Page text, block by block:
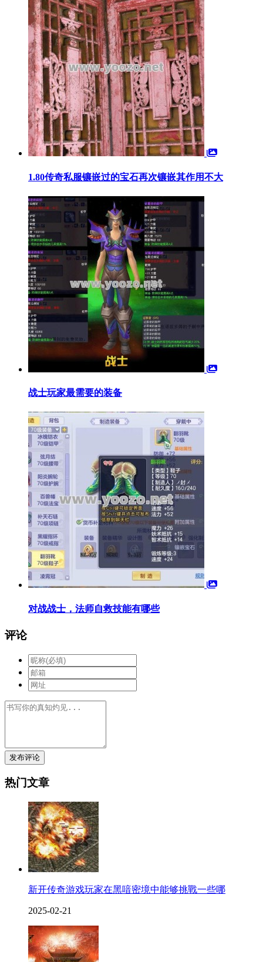
1.80传奇私服镶嵌过的宝石再次镶嵌其作用不大
战士玩家最需要的装备
对战战士，法师自救技能有哪些
评论
发布评论
热门文章
新开传奇游戏玩家在黑喑密境中能够挑戰一些哪
2025-02-21